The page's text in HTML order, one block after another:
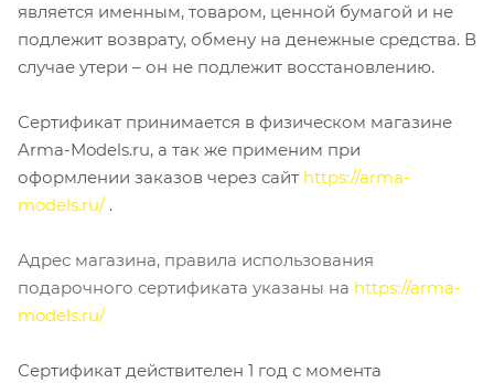
является именным, товаром, ценной бумагой и не
подлежит возврату, обмену на денежные средства. В
случае утери – он не подлежит восстановлению.
Сертификат принимается в физическом магазине
Arma-Models.ru, а так же применим при
оформлении заказов через сайт https://arma-
models.ru/.
Адрес магазина, правила использования
подарочного сертификата указаны на https://arma-
models.ru/
Сертификат действителен 1 год с момента